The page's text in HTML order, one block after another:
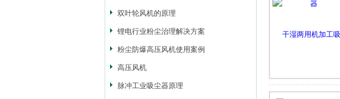
双叶轮风机的原理
锂电行业粉尘治理解决方案
粉尘防爆高压风机使用案例
高压风机
脉冲工业吸尘器原理